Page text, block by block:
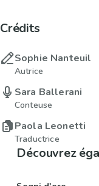
Crédits
Sophie Nanteuil
Autrice
Sara Ballerani
Conteuse
Paola Leonetti
Traductrice
Découvrez